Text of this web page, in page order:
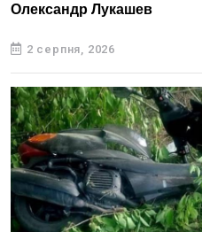
Олександр Лукашев
2 серпня, 2026